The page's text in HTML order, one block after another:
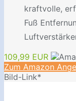
kraftvolle,
Fuß
109,99 EUR
Zum Amazon
Bild-Link*